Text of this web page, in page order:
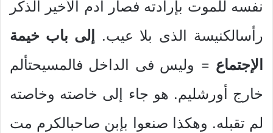
نفسه للموت بإرادته فصار آدم الأخير الذكر
رأسالكنيسة الذى بلا عيب. إلى باب خيمة
الإجتماع = وليس فى الداخل فالمسيحتألم
خارج أورشليم. هو جاء إلى خاصته وخاصته
لم تقبله. وهكذا صنعوا بإبن صاحبالكرم مت